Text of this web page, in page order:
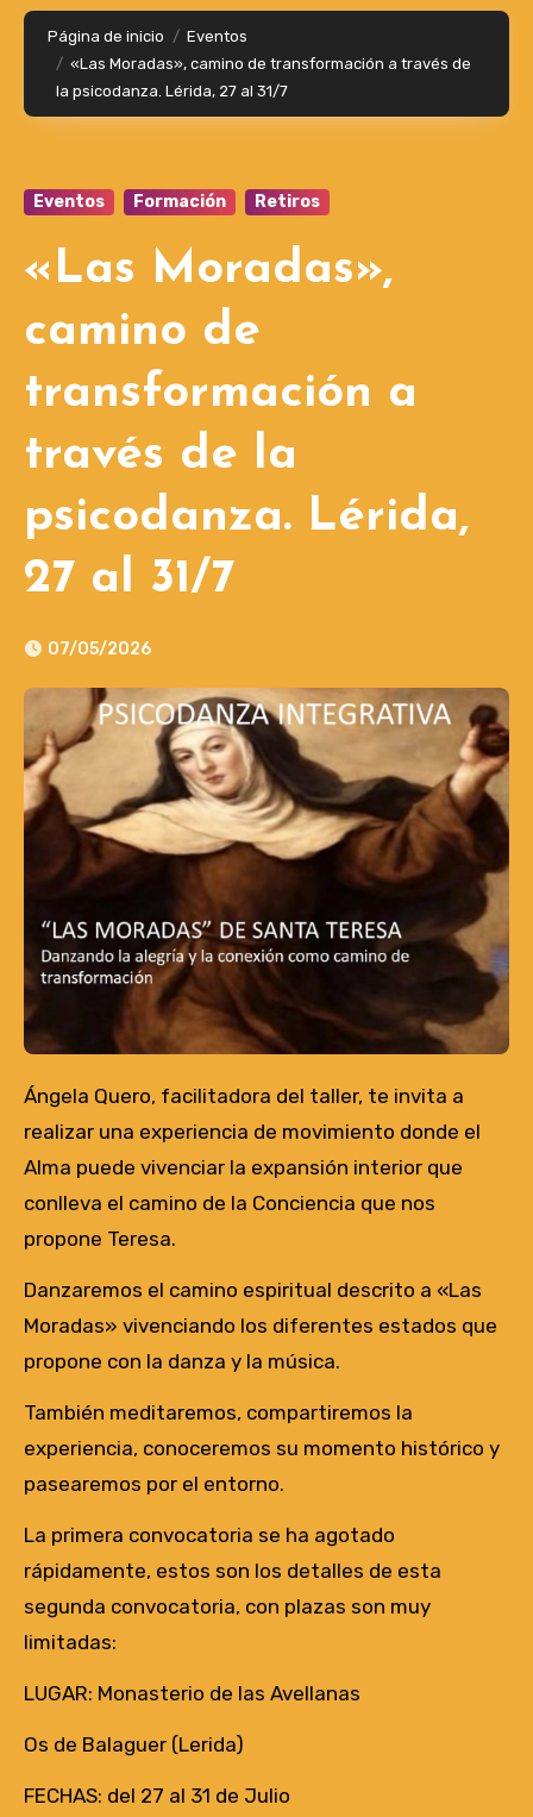
Página de inicio
Eventos
«Las Moradas», camino de transformación a través de
la psicodanza. Lérida, 27 al 31/7
Eventos Formación Retiros
«Las Moradas»,
camino de
transformación a
través de la
psicodanza. Lérida,
27 al 31/7
07/05/2026
Ángela Quero, facilitadora del taller, te invita a
realizar una experiencia de movimiento donde el
Alma puede vivenciar la expansión interior que
conlleva el camino de la Conciencia que nos
propone Teresa.
Danzaremos el camino espiritual descrito a «Las
Moradas» vivenciando los diferentes estados que
propone con la danza y la música.
También meditaremos, compartiremos la
experiencia, conoceremos su momento histórico y
pasearemos por el entorno.
La primera convocatoria se ha agotado
rápidamente, estos son los detalles de esta
segunda convocatoria, con plazas son muy
limitadas:
LUGAR: Monasterio de las Avellanas
Os de Balaguer (Lerida)
FECHAS: del 27 al 31 de Julio